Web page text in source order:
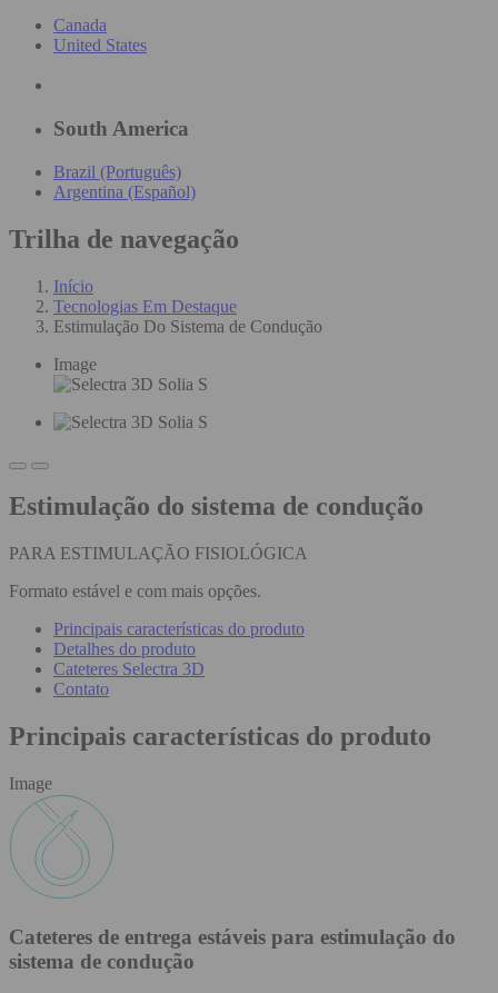
Canada
United States
South America
Brazil (Português)
Argentina (Español)
Trilha de navegação
Início
Tecnologias Em Destaque
Estimulação Do Sistema de Condução
Image
Estimulação do sistema de condução
PARA ESTIMULAÇÃO FISIOLÓGICA
Formato estável e com mais opções.
Principais características do produto
Detalhes do produto
Cateteres Selectra 3D
Contato
Principais características do produto
Image
Cateteres de entrega estáveis para estimulação do
sistema de condução